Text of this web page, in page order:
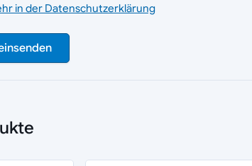
in der Datenschutzerklärung